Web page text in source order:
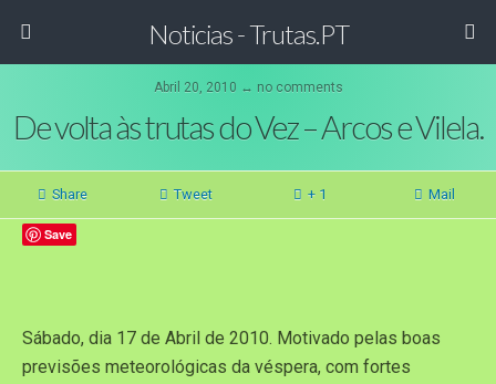
Noticias - Trutas.PT
Abril 20, 2010 ↔ no comments
De volta às trutas do Vez – Arcos e Vilela.
Share Tweet + 1 Mail
Save
Sábado, dia 17 de Abril de 2010. Motivado pelas boas
previsões meteorológicas da véspera, com fortes